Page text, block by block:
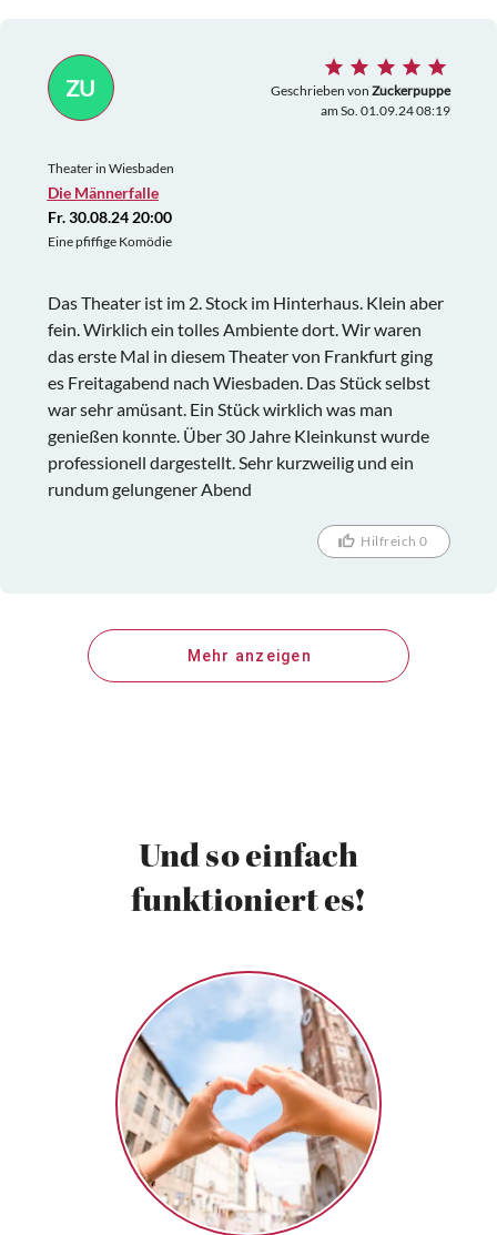
ZU Geschrieben von Zuckerpuppe
am So. 01.09.24 08:19
Theater in Wiesbaden
Die Männerfalle
Fr. 30.08.24 20:00
Eine pfiffige Komödie
Das Theater ist im 2. Stock im Hinterhaus. Klein aber
fein. Wirklich ein tolles Ambiente dort. Wir waren
das erste Mal in diesem Theater von Frankfurt ging
es Freitagabend nach Wiesbaden. Das Stück selbst
war sehr amüsant. Ein Stück wirklich was man
genießen konnte. Über 30 Jahre Kleinkunst wurde
professionell dargestellt. Sehr kurzweilig und ein
rundum gelungener Abend
Hilfreich 0
Mehr anzeigen
Und so einfach
funktioniert es!